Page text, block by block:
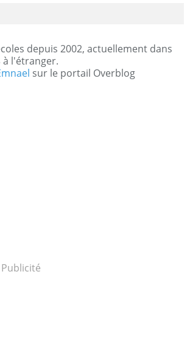
depuis 2002, actuellement dans
à l'étranger.
sur le portail Overblog
Publicité